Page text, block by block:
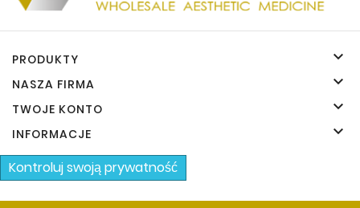
PRODUKTY 
NASZA FIRMA 
TWOJE KONTO 
INFORMACJE 
Kontroluj swoją prywatność